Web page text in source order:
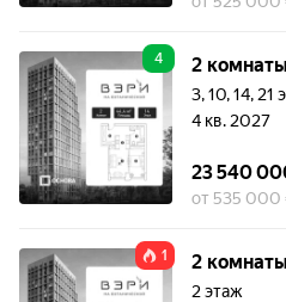
4 2
3, 10, 14, 21
4 кв. 2027
23 540
от 535 000
1 2
2 этаж